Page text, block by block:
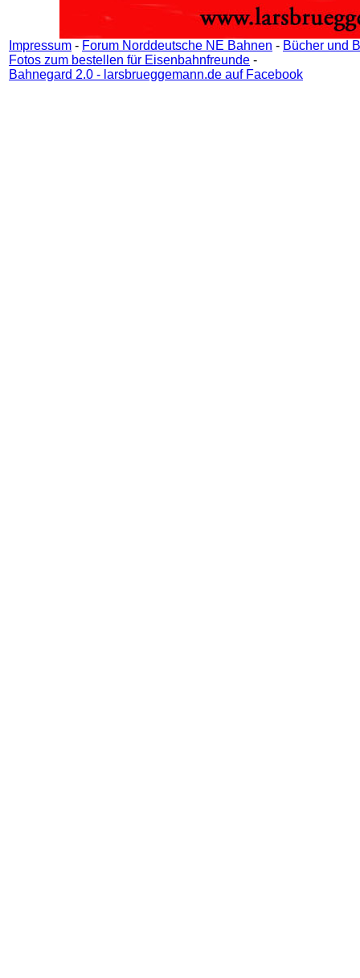
Impressum - Forum Norddeutsche NE Bahnen - Bücher und
Fotos zum bestellen für Eisenbahnfreunde -
Bahnegard 2.0 - larsbrueggemann.de auf Facebook